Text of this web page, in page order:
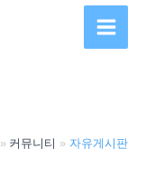
Main
커뮤니티 자유게시판